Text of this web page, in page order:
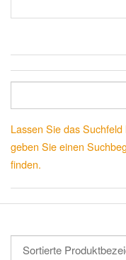
Lassen Sie das
geben Sie einen
finden.